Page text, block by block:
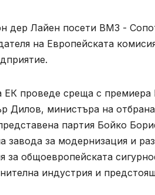
на Европейската
проведе среща с
Дилов, министъра на
партия Бойко
завода за модернизация и
за общоевропейската
индустрия и